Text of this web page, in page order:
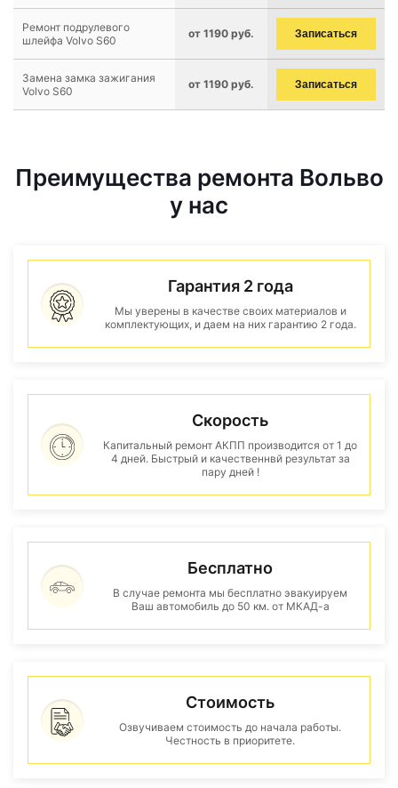
Ремонт подрулевого
шлейфа Volvo S60
от 1190 руб. Записаться
Замена замка зажигания
Volvo S60
от 1190 руб. Записаться
Преимущества ремонта Вольво
у нас
Гарантия 2 года
Мы уверены в качестве своих материалов и
комплектующих, и даем на них гарантию 2 года.
Скорость
Капитальный ремонт АКПП производится от 1 до
4 дней. Быстрый и качественнвй результат за
пару дней !
Бесплатно
В случае ремонта мы бесплатно эвакуируем
Ваш автомобиль до 50 км. от МКАД-а
Стоимость
Озвучиваем стоимость до начала работы.
Честность в приоритете.